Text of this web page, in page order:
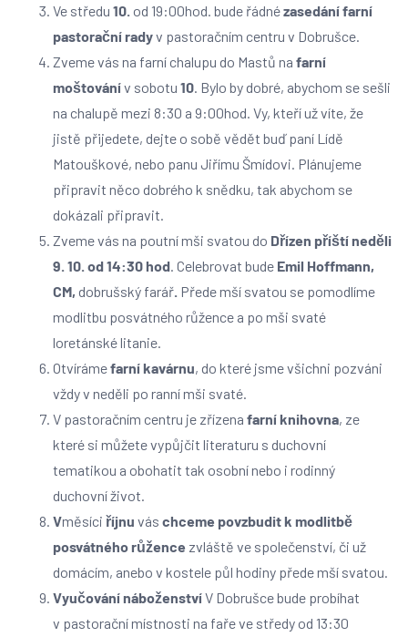
Ve středu 10. od 19:00hod. bude řádnézasedání farní
pastorační radyv pastoračním centru v Dobrušce.
Zveme vás na farní chalupu do Mastů na farní
moštovánív sobotu 10 . Bylo by dobré, abychom se sešli
na chalupě mezi 8:30 a 9:00hod. Vy, kteří už víte, že
jistě přijedete, dejte o sobě vědět buď paní Lídě
Matouškové, nebo panu Jiřímu Šmídovi. Plánujeme
připravit něco dobrého k snědku, tak abychom se
dokázali připravit.
Zveme vás na poutní mši svatou do Dřízen příští neděli
9. 10. od 14:30 hod . Celebrovat bude Emil Hoffmann,
CM, dobrušský farář Přede mší svatou se pomodlíme
modlitbu posvátného růžence a po mši svaté
loretánské litanie.
Otvírámefarní kavárnu, do které jsme všichni pozváni
vždy v neděli po ranní mši svaté.
V pastoračním centru je zřízena farní knihovna, ze
které si můžete vypůjčit literaturu s duchovní
tematikou a obohatit tak osobní nebo i rodinný
duchovní život.
Vměsíci říjnu vás chceme povzbudit k modlitbě
posvátného růžence zvláště ve společenství, či už
domácím, anebo v kostele půl hodiny přede mší svatou.
Vyučování náboženstvíV Dobrušce bude probíhat
v pastorační místnosti na faře ve středy od 13:30